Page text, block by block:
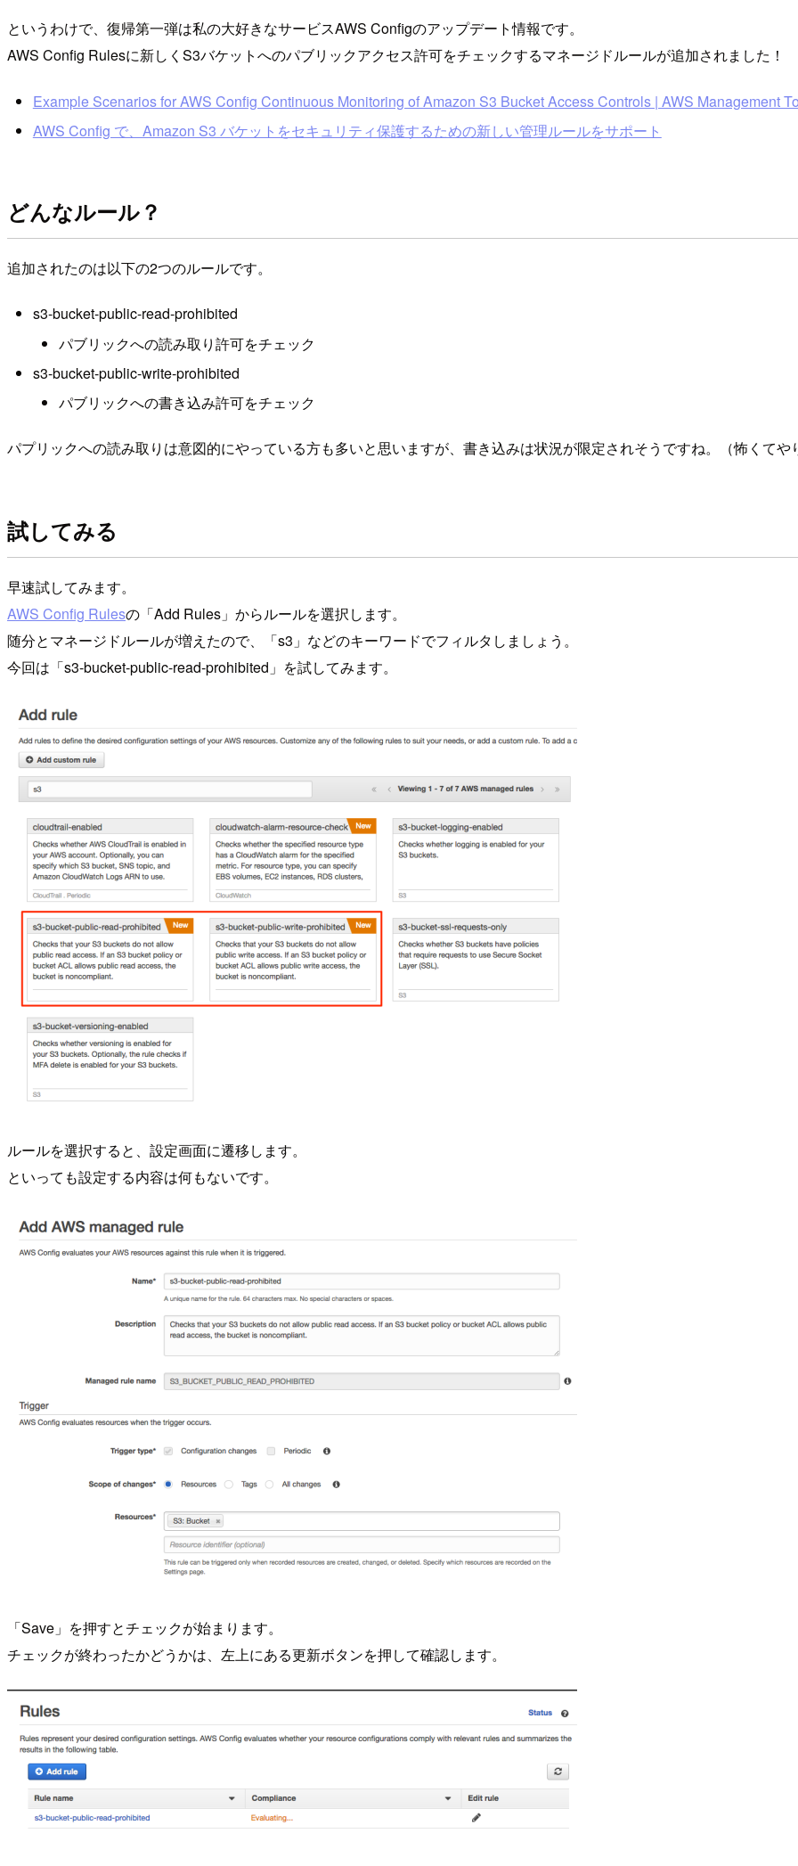
というわけで、復帰第一弾は私の大好きなサービスAWS Configのアップデート情報です。
AWS Config Rulesに新しくS3バケットへのパブリックアクセス許可をチェックするマネージドルールが追加されました！
Example Scenarios for AWS Config Continuous Monitoring of Amazon S3 Bucket Access Controls | AWS Management
AWS Config で、Amazon S3 バケットをセキュリティ保護するための新しい管理ルールをサポート
どんなルール？
追加されたのは以下の2つのルールです。
s3-bucket-public-read-prohibited
パブリックへの読み取り許可をチェック
s3-bucket-public-write-prohibited
パブリックへの書き込み許可をチェック
パプリックへの読み取りは意図的にやっている方も多いと思いますが、書き込みは状況が限定されそうですね。（怖くてや
試してみる
早速試してみます。
AWS Config Rulesの「Add Rules」からルールを選択します。
随分とマネージドルールが増えたので、「s3」などのキーワードでフィルタしましょう。
今回は「s3-bucket-public-read-prohibited」を試してみます。
ルールを選択すると、設定画面に遷移します。
といっても設定する内容は何もないです。
「Save」を押すとチェックが始まります。
チェックが終わったかどうかは、左上にある更新ボタンを押して確認します。